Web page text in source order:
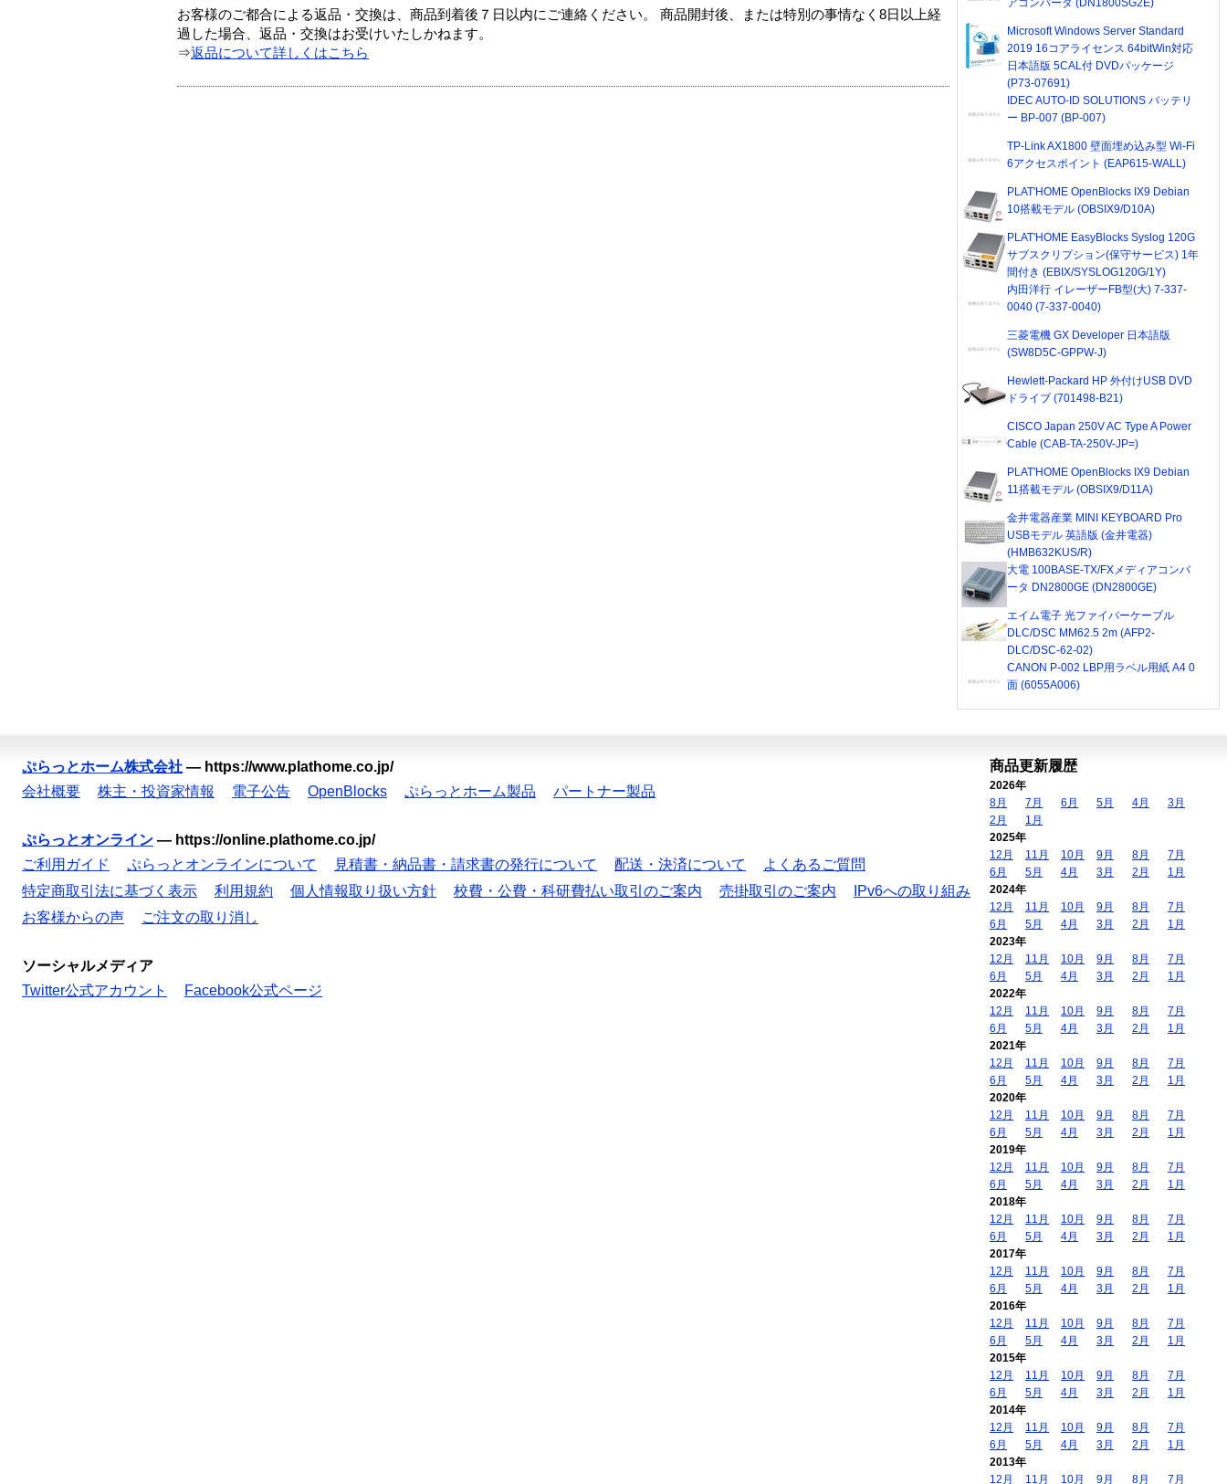
お客様のご都合による返品・交換は、商品到着後７日以内にご連絡ください。 商品開封後、または特別の事情なく8日以上経
過した場合、返品・交換はお受けいたしかねます。
⇒返品について詳しくはこちら
アコンバータ (DN1800SG2E)
Microsoft Windows Server Standard
2019 16コアライセンス 64bitWin対応
日本語版 5CAL付 DVDパッケージ
(P73-07691)
IDEC AUTO-ID SOLUTIONS バッテリ
ー BP-007 (BP-007)
TP-Link AX1800 壁面埋め込み型 Wi-Fi
6アクセスポイント (EAP615-WALL)
PLAT'HOME OpenBlocks IX9 Debian
10搭載モデル (OBSIX9/D10A)
PLAT'HOME EasyBlocks Syslog 120G
サブスクリプション(保守サービス) 1年
間付き (EBIX/SYSLOG120G/1Y)
内田洋行 イレーザーFB型(大) 7-337-
0040 (7-337-0040)
三菱電機 GX Developer 日本語版
(SW8D5C-GPPW-J)
Hewlett-Packard HP 外付けUSB DVD
ドライブ (701498-B21)
CISCO Japan 250V AC Type A Power
Cable (CAB-TA-250V-JP=)
PLAT'HOME OpenBlocks IX9 Debian
11搭載モデル (OBSIX9/D11A)
金井電器産業 MINI KEYBOARD Pro
USBモデル 英語版 (金井電器)
(HMB632KUS/R)
大電 100BASE-TX/FXメディアコンバ
ータ DN2800GE (DN2800GE)
エイム電子 光ファイバーケーブル
DLC/DSC MM62.5 2m (AFP2-
DLC/DSC-62-02)
CANON P-002 LBP用ラベル用紙 A4 0
面 (6055A006)
ぷらっとホーム株式会社 — https://www.plathome.co.jp/
会社概要
株主・投資家情報 電子公告 OpenBlocks ぷらっとホーム製品 パートナー製品
ぷらっとオンライン — https://online.plathome.co.jp/
ご利用ガイド
ぷらっとオンラインについて 見積書・納品書・請求書の発行について 配送・決済について
よくあるご質問
特定商取引法に基づく表示
利用規約 個人情報取り扱い方針 校費・公費・科研費払い取引のご案内 売掛取引のご案内
IPv6への取り組み
お客様からの声
ご注文の取り消し
ソーシャルメディア
Twitter公式アカウント
Facebook公式ページ
商品更新履歴
2026年
8月
7月 6月 5月 4月
3月
2月
1月
2025年
12月
11月 10月 9月 8月
7月
6月
5月 4月 3月 2月
1月
2024年
12月
11月 10月 9月 8月
7月
6月
5月 4月 3月 2月
1月
2023年
12月
11月 10月 9月 8月
7月
6月
5月 4月 3月 2月
1月
2022年
12月
11月 10月 9月 8月
7月
6月
5月 4月 3月 2月
1月
2021年
12月
11月 10月 9月 8月
7月
6月
5月 4月 3月 2月
1月
2020年
12月
11月 10月 9月 8月
7月
6月
5月 4月 3月 2月
1月
2019年
12月
11月 10月 9月 8月
7月
6月
5月 4月 3月 2月
1月
2018年
12月
11月 10月 9月 8月
7月
6月
5月 4月 3月 2月
1月
2017年
12月
11月 10月 9月 8月
7月
6月
5月 4月 3月 2月
1月
2016年
12月
11月 10月 9月 8月
7月
6月
5月 4月 3月 2月
1月
2015年
12月
11月 10月 9月 8月
7月
6月
5月 4月 3月 2月
1月
2014年
12月
11月 10月 9月 8月
7月
6月
5月 4月 3月 2月
1月
2013年
12月
11月 10月 9月 8月 7月